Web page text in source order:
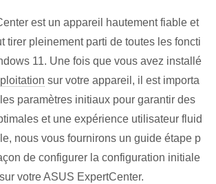
est un appareil hautement fiable et
tirer pleinement parti de toutes les foncti
11. Une fois que vous avez installé
sur votre appareil, il est importa
paramètres initiaux pour garantir des
et une expérience utilisateur fluid
nous vous fournirons un guide étape p
de configurer la configuration initiale
votre ASUS ExpertCenter.